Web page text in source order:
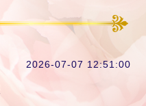
2026-07-07 12:51:00